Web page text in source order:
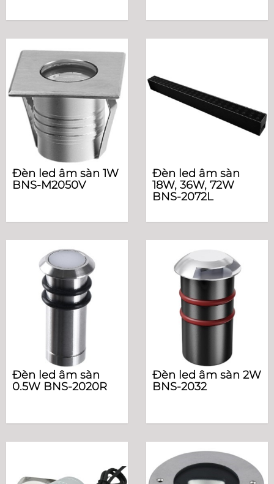
Đèn led âm sàn 1W
BNS-M2050V
Đèn led âm sàn
18W, 36W, 72W
BNS-2072L
Đèn led âm sàn
0.5W BNS-2020R
Đèn led âm sàn 2W
BNS-2032